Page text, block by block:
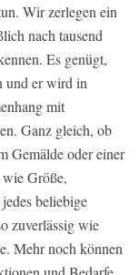
Wir zerlegen ein
nach tausend
Es genügt,
und er wird in
mit
Ganz gleich, ob
Gemälde oder einer
Größe,
beliebige
zuverlässig wie
Mehr noch können